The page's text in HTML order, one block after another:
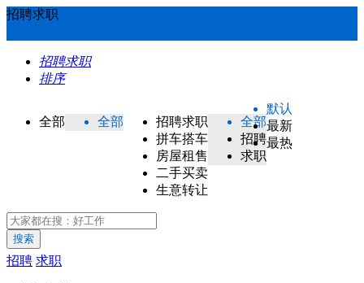
招聘求职
招聘求职
排序
全部 全部
招聘求职
拼车搭车
房屋租售
二手买卖
生意转让
全部
招聘
求职
默认
最新
最热
搜索
招聘 求职